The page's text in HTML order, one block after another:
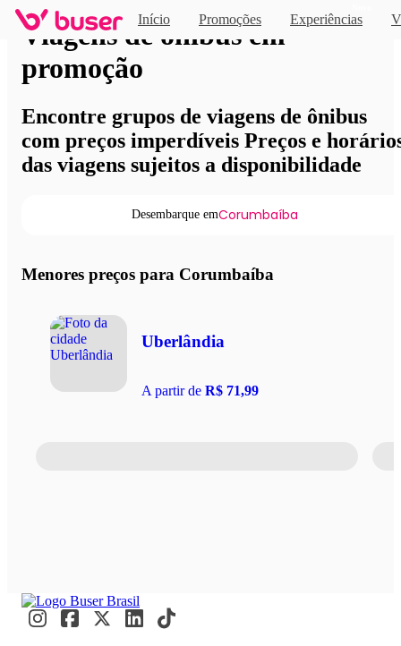
Início Promoções Experiências
Viagens de ônibus em
promoção
Encontre grupos de viagens de ônibus
com preços imperdíveis Preços e
das viagens sujeitos a disponibilidade
Desembarque emCorumbaíba
Menores preços para Corumbaíba
Uberlândia
A partir de R$ 71,99